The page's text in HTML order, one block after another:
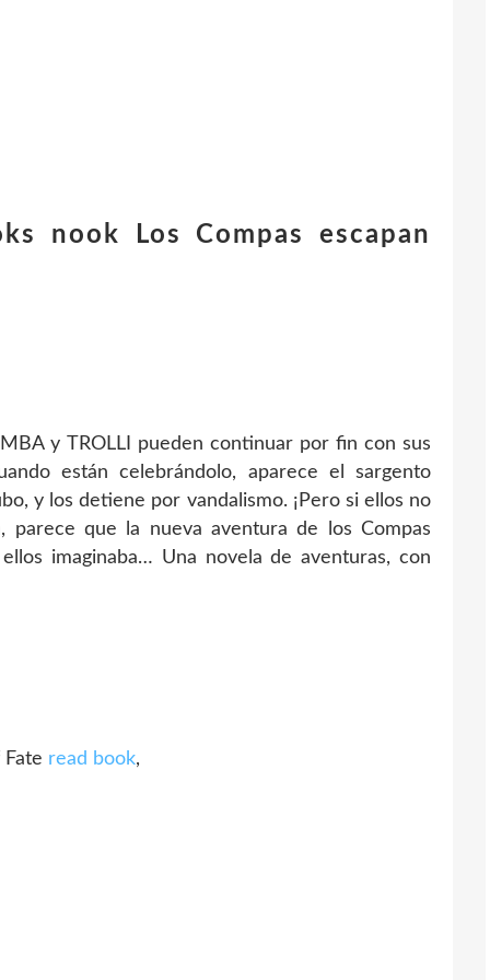
nook Los Compas escapan
y TROLLI pueden continuar por fin con sus
están celebrándolo, aparece el sargento
y los detiene por vandalismo. ¡Pero si ellos no
parece que la nueva aventura de los Compas
imaginaba… Una novela de aventuras, con
read book,